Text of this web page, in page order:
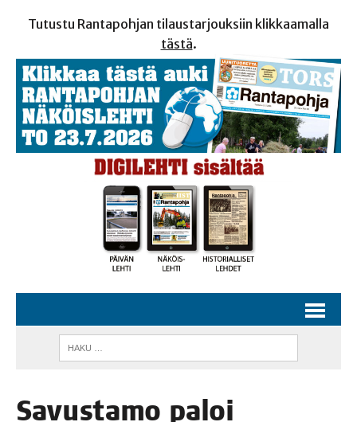
Tutustu Rantapohjan tilaustarjouksiin klikkaamalla
tästä.
Savus­ta­mo paloi